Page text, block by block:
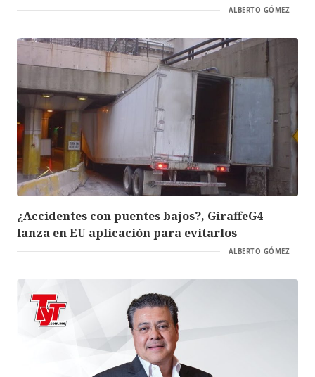
ALBERTO GÓMEZ
¿Accidentes con puentes bajos?, GiraffeG4
lanza en EU aplicación para evitarlos
ALBERTO GÓMEZ